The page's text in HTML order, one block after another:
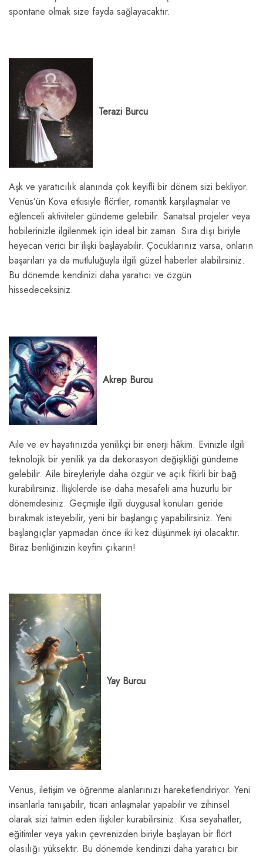
spontane olmak size fayda sağlayacaktır.
Terazi Burcu
Aşk ve yaratıcılık alanında çok keyifli bir dönem sizi bekliyor.
Venüs’ün Kova etkisiyle flörtler, romantik karşılaşmalar ve
eğlenceli aktiviteler gündeme gelebilir. Sanatsal projeler veya
hobilerinizle ilgilenmek için ideal bir zaman. Sıra dışı biriyle
heyecan verici bir ilişki başlayabilir. Çocuklarınız varsa, onların
başarıları ya da mutluluğuyla ilgili güzel haberler alabilirsiniz.
Bu dönemde kendinizi daha yaratıcı ve özgün
hissedeceksiniz.
Akrep Burcu
Aile ve ev hayatınızda yenilikçi bir enerji hâkim. Evinizle ilgili
teknolojik bir yenilik ya da dekorasyon değişikliği gündeme
gelebilir. Aile bireyleriyle daha özgür ve açık fikirli bir bağ
kurabilirsiniz. İlişkilerde ise daha mesafeli ama huzurlu bir
dönemdesiniz. Geçmişle ilgili duygusal konuları geride
bırakmak isteyebilir, yeni bir başlangıç yapabilirsiniz. Yeni
başlangıçlar yapmadan önce iki kez düşünmek iyi olacaktır.
Biraz benliğinizin keyfini çıkarın!
Yay Burcu
Venüs, iletişim ve öğrenme alanlarınızı hareketlendiriyor. Yeni
insanlarla tanışabilir, ticari anlaşmalar yapabilir ve zihinsel
olarak sizi tatmin eden ilişkiler kurabilirsiniz. Kısa seyahatler,
eğitimler veya yakın çevrenizden biriyle başlayan bir flört
olasılığı yüksektir. Bu dönemde kendinizi daha yaratıcı bir